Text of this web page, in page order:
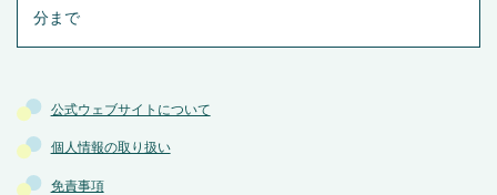
公式ウェブサイトについて
個人情報の取り扱い
免責事項
分まで